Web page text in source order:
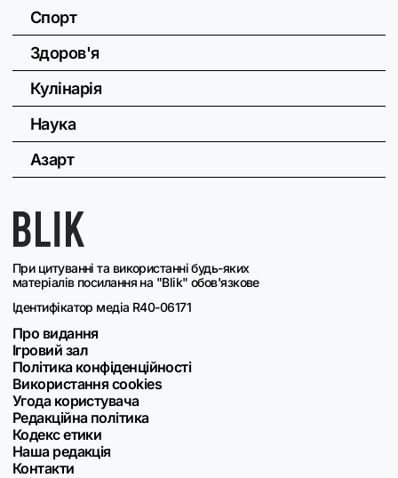
При цитуванні та використанні будь-яких
матеріалів посилання на "Blik" обов'язкове
Ідентифікатор медіа R40-06171
Про видання
Ігровий зал
Політика конфіденційності
Використання cookies
Угода користувача
Редакційна політика
Кодекс етики
Наша редакція
Контакти
Спорт
Здоров'я
Кулінарія
Наука
Азарт